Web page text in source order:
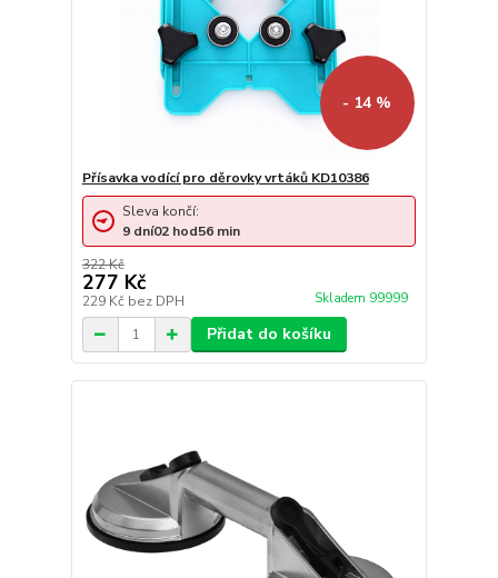
- 14 %
Přísavka vodící pro děrovky vrtáků KD10386
322 Kč
277 Kč
229 Kč bez DPH Skladem 99999
Sleva končí:
9 dní02 hod56 min
Přidat do košíku